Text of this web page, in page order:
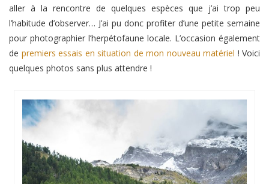
aller à la rencontre de quelques espèces que j’ai trop peu
l’habitude d’observer… J’ai pu donc profiter d’une petite semaine
pour photographier l’herpétofaune locale. L’occasion également
de premiers essais en situation de mon nouveau matériel ! Voici
quelques photos sans plus attendre !